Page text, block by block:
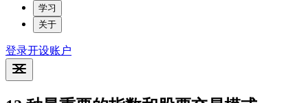
学习
关于
登录开设账户